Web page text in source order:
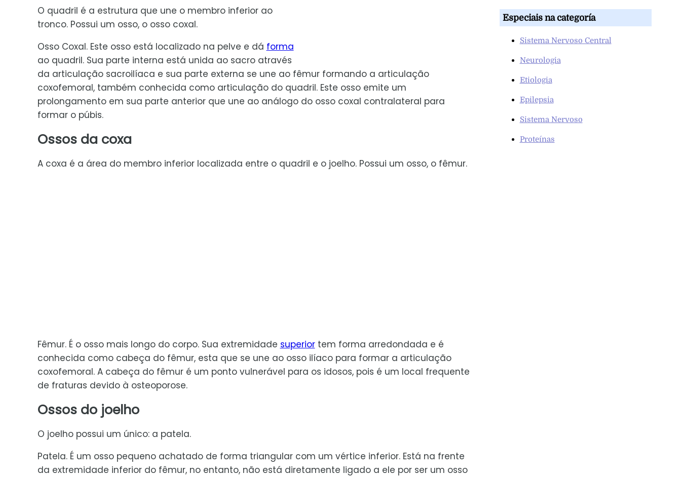
O quadril é a estrutura que une o membro inferior ao
tronco. Possui um osso, o osso coxal.
Osso Coxal. Este osso está localizado na pelve e dá forma
ao quadril. Sua parte interna está unida ao sacro através
da articulação sacroilíaca e sua parte externa se une ao fêmur formando a articulação
coxofemoral, também conhecida como articulação do quadril. Este osso emite um
prolongamento em sua parte anterior que une ao análogo do osso coxal contralateral para
formar o púbis.
Ossos da coxa
A coxa é a área do membro inferior localizada entre o quadril e o joelho. Possui um osso, o fêmur.
Fêmur. É o osso mais longo do corpo. Sua extremidade superiortem forma arredondada e é
conhecida como cabeça do fêmur, esta que se une ao osso ilíaco para formar a articulação
coxofemoral. A cabeça do fêmur é um ponto vulnerável para os idosos, pois é um local frequente
de fraturas devido à osteoporose.
Ossos do joelho
O joelho possui um único: a patela.
Patela. É um osso pequeno achatado de forma triangular com um vértice inferior. Está na frente
da extremidade inferior do fêmur, no entanto, não está diretamente ligado a ele por ser um osso
Especiais na categoría
Sistema Nervoso Central
Neurologia
Etiologia
Epilepsia
Sistema Nervoso
Proteínas